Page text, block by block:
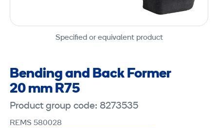
Specified or equivalent product
Bending and Back Former
20 mm R75
Product group code: 8273535
REMS 580028